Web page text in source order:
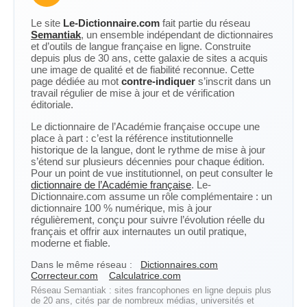
Le site Le-Dictionnaire.com fait partie du réseau
Semantiak, un ensemble indépendant de dictionnaires
et d’outils de langue française en ligne. Construite
depuis plus de 30 ans, cette galaxie de sites a acquis
une image de qualité et de fiabilité reconnue. Cette
page dédiée au mot contre-indiquer s’inscrit dans un
travail régulier de mise à jour et de vérification
éditoriale.
Le dictionnaire de l’Académie française occupe une
place à part : c’est la référence institutionnelle
historique de la langue, dont le rythme de mise à jour
s’étend sur plusieurs décennies pour chaque édition.
Pour un point de vue institutionnel, on peut consulter le
dictionnaire de l’Académie française. Le-
Dictionnaire.com assume un rôle complémentaire : un
dictionnaire 100 % numérique, mis à jour
régulièrement, conçu pour suivre l’évolution réelle du
français et offrir aux internautes un outil pratique,
moderne et fiable.
Dans le même réseau :
Dictionnaires.com
Correcteur.com
Calculatrice.com
Réseau Semantiak : sites francophones en ligne depuis plus
de 20 ans, cités par de nombreux médias, universités et